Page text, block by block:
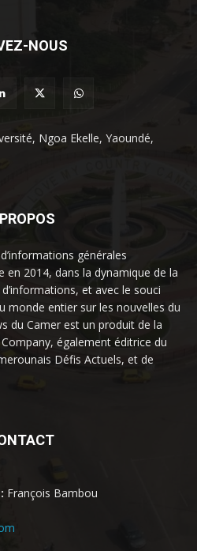
NOUS
Ngoa Ekelle, Yaoundé,
générales
en 2014, dans la dynamique de la
et avec le souci
monde entier sur les nouvelles du
du Camer est un produit de la
également éditrice du
Défis Actuels, et de
François Bambou